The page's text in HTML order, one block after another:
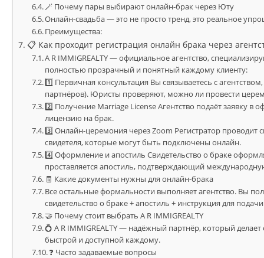
🪄 Почему пары выбирают онлайн-брак через Юту
Онлайн-свадьба — это не просто тренд, это реальное
Преимущества:
📋 Как проходит регистрация онлайн брака через
A R IMMIGREALTY — официальное агентство,
полностью прозрачный и понятный каждому клиенту:
1️⃣ Первичная консультация Вы связываетесь с
партнёров). Юристы проверяют, можно ли провести
2️⃣ Получение Marriage License Агентство подаёт заявку
лицензию на брак.
3️⃣ Онлайн-церемония через Zoom Регистратор
свидетеля, которые могут быть подключены онлайн.
4️⃣ Оформление и апостиль Свидетельство о браке
проставляется апостиль, подтверждающий
🧾 Какие документы нужны для онлайн-брака
Все остальные формальности выполняет агентство. Вы
свидетельство о браке + апостиль + инструкция для
🤝 Почему стоит выбрать A R IMMIGREALTY
💍 A R IMMIGREALTY — надёжный партнёр, который
быстрой и доступной каждому.
❓ Часто задаваемые вопросы